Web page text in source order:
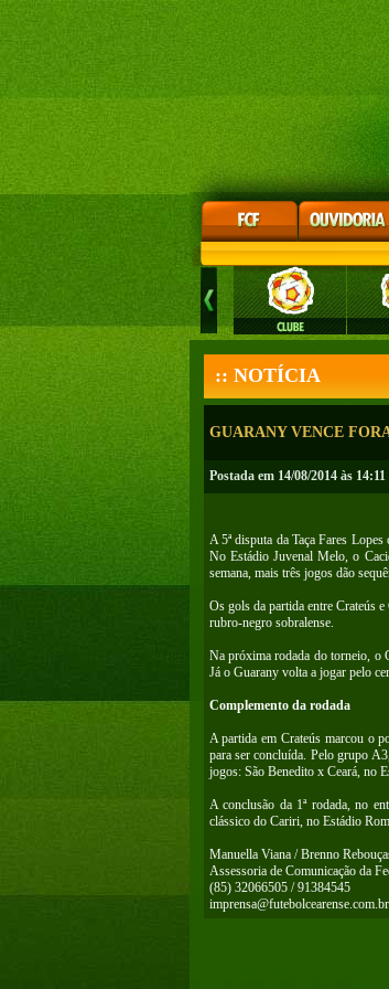
:: NOTÍCIA
GUARANY VENCE
Postada em 14/08/2014 às 14:11
A 5ª disputa da Taça Fares
No Estádio Juvenal Melo, o
semana, mais três jogos dão
Os gols da partida entre Crateús
rubro-negro sobralense.
Na próxima rodada do torneio, o
Já o Guarany volta a jogar pelo
Complemento da rodada
A partida em Crateús marcou o
para ser concluída. Pelo grupo
jogos: São Benedito x Ceará, no
A conclusão da 1ª rodada, no
clássico do Cariri, no Estádio
Manuella Viana / Brenno
Assessoria de Comunicação da
(85) 32066505 / 91384545
imprensa@futebolcearense.com.br